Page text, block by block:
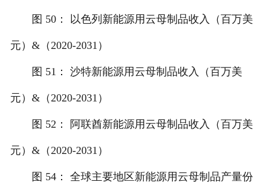
图 50： 以色列新能源用云母制品收入（百万美
元）&（2020-2031）
图 51： 沙特新能源用云母制品收入（百万美
元）&（2020-2031）
图 52： 阿联酋新能源用云母制品收入（百万美
元）&（2020-2031）
图 54： 全球主要地区新能源用云母制品产量份